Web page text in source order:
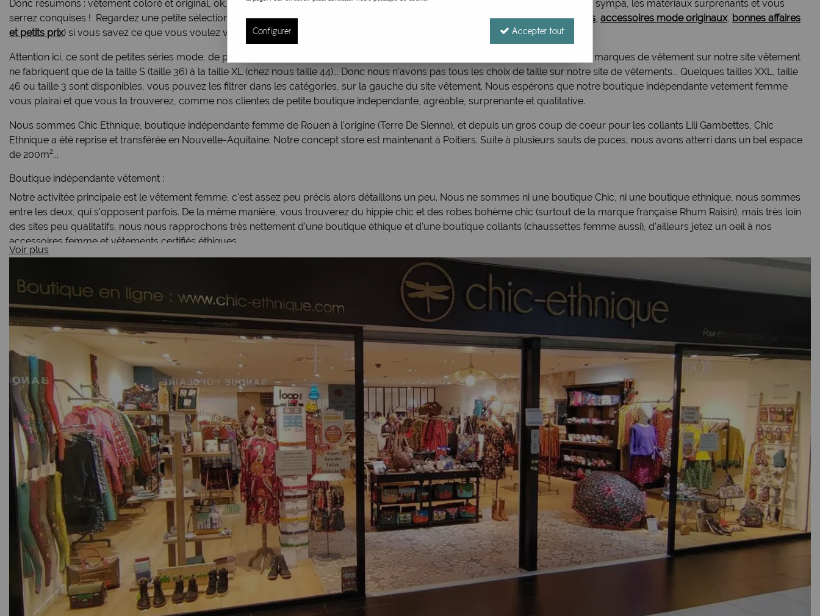
Donc résumons : vêtement coloré et original, ok,
tenues durables et engagées, ok... il n'y a plus qu'à essayer les robes aux coupes sympa, les matériaux surprenants et vous
serrez conquises ! Regardez une petite sélection en dessous ou cherchez dans les catégories (
vêtement femme chic ou ethniques, accessoires mode originaux, bonnes affaires
et petits prix) si vous savez ce que vous voulez voir !
Attention ici, ce sont de petites séries mode, de petites quantités de vêtements femme, peu de réassorts... De plus de nombreuses marques de vêtement sur notre site vêtement
ne fabriquent que de la taille S (taille 36) à la taille XL (chez nous taille 44)... Donc nous n'avons pas tous les choix de taille sur notre site de vêtements... Quelques tailles XXL, taille
46 ou taille 3 sont disponibles, vous pouvez les filtrer dans les catégories, sur la gauche du site vêtement. Nous espérons que notre boutique indépendante vetement femme
vous plairai et que vous la trouverez, comme nos clientes de petite boutique independante, agréable, surprenante et qualitative.
Nous sommes Chic Ethnique, boutique indépendante femme de Rouen à l'origine (Terre De Sienne), et depuis un gros coup de coeur pour les collants Lili Gambettes, Chic
Ethnique a été reprise et transférée en Nouvelle-Aquitaine. Notre concept store est maintenant à Poitiers. Suite à plusieurs sauts de puces, nous avons atterri dans un bel espace
de 200m²...
Boutique indépendante vêtement :
Notre activitée principale est le vêtement femme, c'est assez peu précis alors détaillons un peu. Nous ne sommes ni une boutique Chic, ni une boutique ethnique, nous sommes
entre les deux, qui s'opposent parfois. De la même manière, vous trouverez du hippie chic et des robes bohème chic (surtout de la marque française Rhum Raisin), mais très loin
des sites peu qualitatifs, nous nous rapprochons très nettement d'une boutique éthique et d'une boutique collants (chaussettes femme aussi), d'ailleurs jetez un oeil à nos
accessoires femme et vêtements certifiés éthiques
C'est une boutique le plus souvent unique, gérée par des personnes et pas par un groupe financier... Unique, cela indique une petite structure la plupart du temps. Si vous
regardez Instagram ou Facebook avec attention sur les mots clés des
marques originalesque vous aimez, vous verrez un profil se dégager avec un gérant, quasiment toujours
une femme qui gère, achète et vend les articles qui lui plaisent... Un peu plus de précisions ? On trouve là l'idée de "indépendant", en effet, la gérante-créatrice du concept store va
sélectionner les produits qui lui correspondent avec une grande liberté. Par contre, les horaires d'ouverture seront limités par ses disponibilitées et en cas d'absence, la boutique
peut-être fermée temporairement... Ce sont des entreprises assez fragiles mais tenues par des femmes de caractère et de passion. Notez que les commandes de vêtements sont
faites plusieurs mois avant la réception (souvent 5 à 6 mois auparavant), ce qui demande un peu de flair, voire de chance...
Une petite boutique indépendante de marque :
Parfois, les petites boutiques indépendantes font aussi leurs achats auprès de grossistes parisiens au fil de la saison. Vous retrouverez alors des produits moins chers, plus
synthétiques, généralement sans marques, et le plus souvent de moins bonne qualité. Chez Chic Ethnique, nous ne faisons pas ce choix, le risque est trop grand de présenter des
vêtements femme dont les conditions de fabrications sont probablement mauvaises... Le prix a parfois un vrai sens et en fait, les clientes ne peuvent se rendre compte de la réalité
du commmerce, qui dépend surtout des marges pratiquées... En effet, les marques, petites ou grandes, limitent la marge faite par le revendeur. C'est une stratégie pour le plus
souvent satisfaire un maximum de clientes, les marques "No-name" ne sont pas dans cette considération et visent le profit, pas l'humain. Alors les revendeurs sont libres et
pratique des marges parfois très déraisonnables, sur des produits et des vêtements fabriqués à bas coût. Ceci se fait au détriment des matériaux, mais surtout au détriment des
ouvriers et ouvrières textiles, qui peuvent être, même encore, maltraités (scandale des Ouïghourspar exemple). Les marques ont une image à développer, préserver et bonnifier,
elles fonctionnent sur un rapport de confiance qui peut s'éffondrer en un instant si l'on apprend leur implication dans un scandale comme celui du Ranna Plazza, ou les ouviers
textiles ont été forcés de travailler dans un immeuble dont les autres utilisateurs avaient été évacués par mesure de prudence...
1138 personnes, principalement de jeunes ouvrières, meurent. 2000 autres sont blessées. Evidememment, lors de l'évacuation des décombres, les journalistes et les habitants
retrouvent des étiquettes de grandes marques occidentales : Auchan (In extenso), Camaïeu, H&M, Carrefour, Benetton, Mango, Primark, dans le batiment. Mais de nombreuses
fabriques ne mettent pas d'étiquettes (elles sont positionnées après coup) et l'image de marques vraiment inconnues et qui disparaitrons l'année suivante n'a pas d'importance...
Bref nous travaillons avec des fabriquants responsables, cela explique des tarifs plus élevés... Mais le fait de ballader vos mains dans nos rayons vous permettrai aussi de
comprendre la différence avec ces produits, en un instant, comme de nombreuses femmes qui découvrent Chic Ethnique pour la première fois. Comme elles disent si bien : "Ici,
Voir plus
Configurer Accepter tout